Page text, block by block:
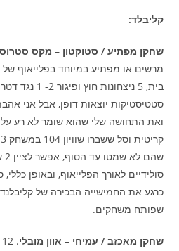
קליבלד:
שחקן מפתיע / סטוקטון – מקס סטרוס
בית, 5
סטטיסטיקות יוצאות דופן, אבל אני
ואת התחושה שלי שהוא שומר לא רע על
סולידיים לאורך הפלייאוף, ובאופן
כרגע את החמישייה הבכירה של
שפותח משחקים.
שחקן מאכזב / עמיחי – אוון מובלי